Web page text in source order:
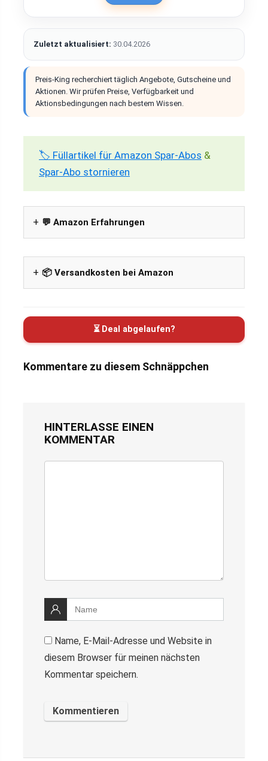
Zuletzt aktualisiert: 30.04.2026
Preis-King recherchiert täglich Angebote, Gutscheine und
Aktionen. Wir prüfen Preise, Verfügbarkeit und
Aktionsbedingungen nach bestem Wissen.
🏷️ Füllartikel für Amazon Spar-Abos &
Spar-Abo stornieren
💬 Amazon Erfahrungen
📦 Versandkosten bei Amazon
⏳ Deal abgelaufen?
Kommentare zu diesem Schnäppchen
HINTERLASSE EINEN
KOMMENTAR
Name, E-Mail-Adresse und Website in
diesem Browser für meinen nächsten
Kommentar speichern.